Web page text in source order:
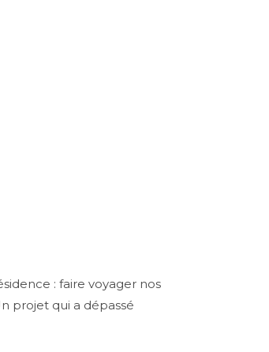
: faire voyager nos
projet qui a dépassé